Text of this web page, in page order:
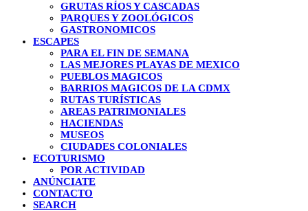
GRUTAS RÍOS Y CASCADAS
PARQUES Y ZOOLÓGICOS
GASTRONOMICOS
ESCAPES
PARA EL FIN DE SEMANA
LAS MEJORES PLAYAS DE MEXICO
PUEBLOS MAGICOS
BARRIOS MAGICOS DE LA CDMX
RUTAS TURÍSTICAS
AREAS PATRIMONIALES
HACIENDAS
MUSEOS
CIUDADES COLONIALES
ECOTURISMO
POR ACTIVIDAD
ANÚNCIATE
CONTACTO
SEARCH